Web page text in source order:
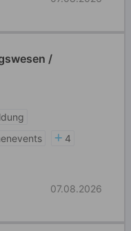
/
4
07.08.2026